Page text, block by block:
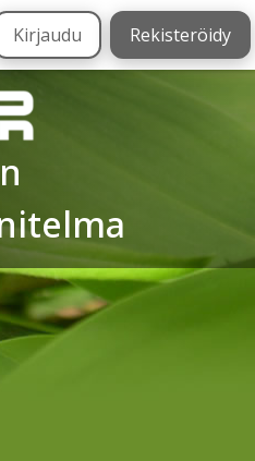
Kirjaudu Rekisteröidy